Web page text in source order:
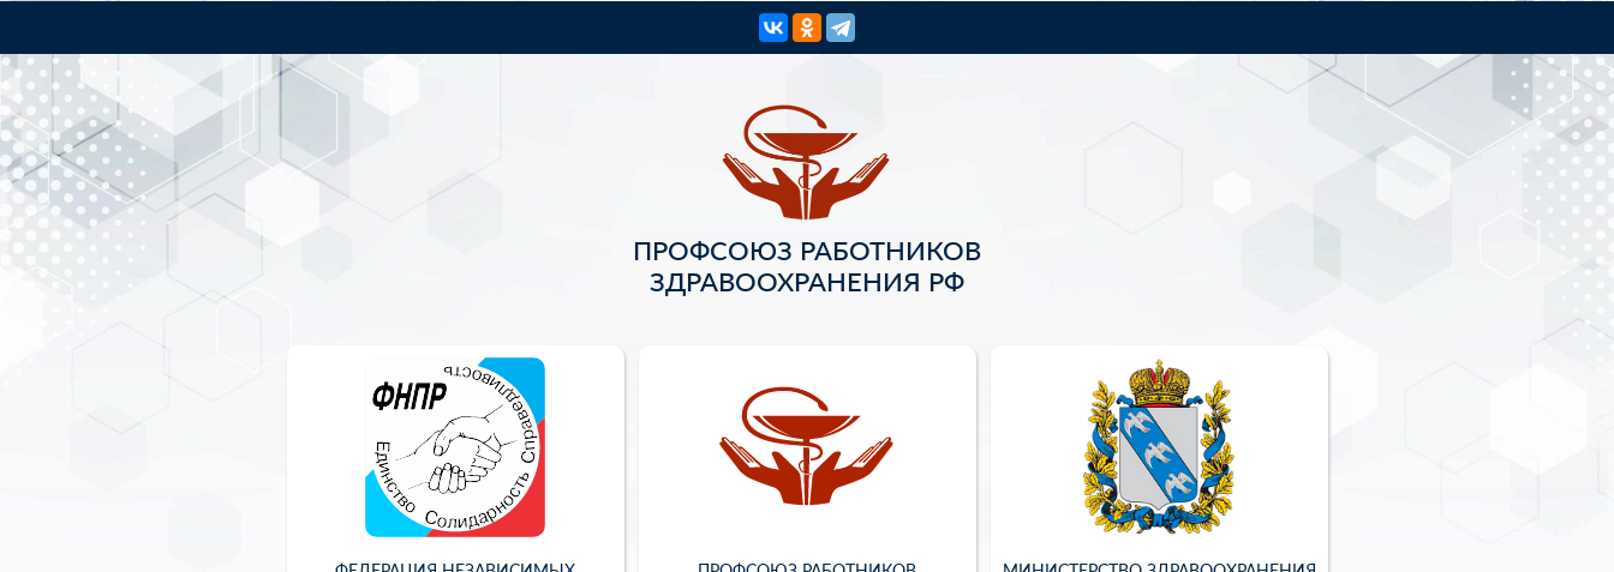
ПРОФСОЮЗ РАБОТНИКОВ
ЗДРАВООХРАНЕНИЯ РФ